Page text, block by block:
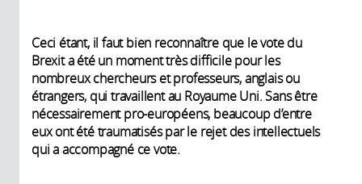
Ceci étant, il faut bien reconnaître que le vote du
Brexit a été un moment très difficile pour les
nombreux chercheurs et professeurs, anglais ou
étrangers, qui travaillent au Royaume Uni. Sans être
nécessairement pro-européens, beaucoup d’entre
eux ont été traumatisés par le rejet des intellectuels
qui a accompagné ce vote.